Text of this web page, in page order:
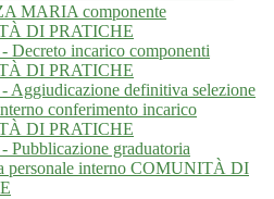
MARIA componente
DI PRATICHE
Decreto incarico componenti
DI PRATICHE
Aggiudicazione definitiva selezione
conferimento incarico
DI PRATICHE
Pubblicazione graduatoria
personale interno COMUNITÀ DI